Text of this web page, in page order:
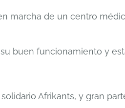
marcha de un centro
buen funcionamiento y
Afrikants, y gran